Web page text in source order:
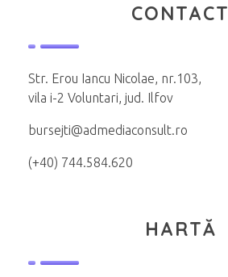
CONTACT
Str. Erou Iancu Nicolae, nr.103,
vila i-2 Voluntari, jud. Ilfov
bursejti@admediaconsult.ro
(+40) 744.584.620
HARTĂ